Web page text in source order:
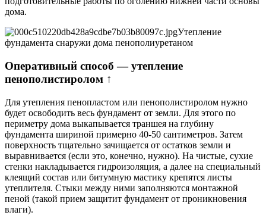
дома.
Утепление
фундамента снаружи дома пенополиуретаном
Оперативный способ — утепление
пенополистиролом ↑
Для утепления пенопластом или пенополистиролом нужно
будет освободить весь фундамент от земли. Для этого по
периметру дома выкапывается траншея на глубину
фундамента шириной примерно 40-50 сантиметров. Затем
поверхность тщательно зачищается от остатков земли и
выравнивается (если это, конечно, нужно). На чистые, сухие
стенки накладывается гидроизоляция, а далее на специальный
клеящий состав или битумную мастику крепятся листы
утеплителя. Стыки между ними заполняются монтажной
пеной (такой прием защитит фундамент от проникновения
влаги).